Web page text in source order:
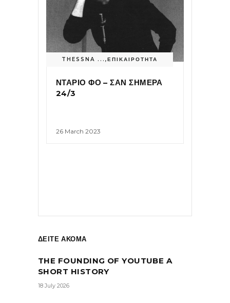
THESSNA ... ,ΕΠΙΚΑΙΡΟΤΗΤΑ
ΝΤΑΡΙΟ ΦΟ – ΣΑΝ ΣΗΜΕΡΑ
24/3
26 March 2023
ΔΕΙΤΕ ΑΚΟΜΑ
THE FOUNDING OF YOUTUBE A
SHORT HISTORY
18 July 2026